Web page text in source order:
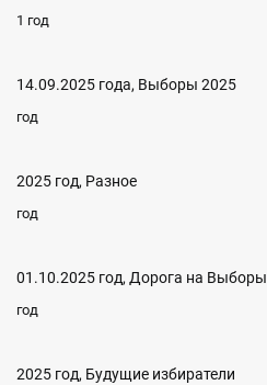
1 год
14.09.2025 года, Выборы 2025
год
2025 год, Разное
год
01.10.2025 год, Дорога на Выборы
год
2025 год, Будущие избиратели